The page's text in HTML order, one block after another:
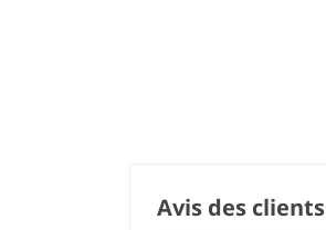
Avis des clients